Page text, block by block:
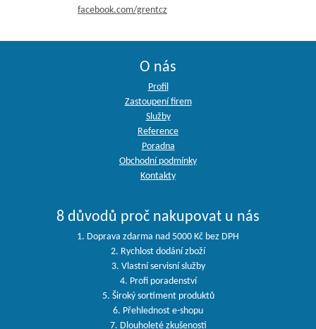
facebook.com/grentcz
O nás
Profil
Zastoupení firem
Služby
Reference
Poradna
Obchodní podmínky
Kontakty
8 důvodů proč nakupovat u nás
1. Doprava zdarma nad 5000 Kč bez DPH
2. Rychlost dodání zboží
3. Vlastní servisní služby
4. Profi poradenství
5. Široký sortiment produktů
6. Přehlednost e-shopu
7. Dlouholeté zkušenosti